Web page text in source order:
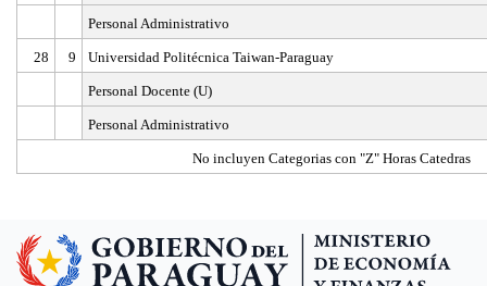
Personal Administrativo
28 9 Universidad Politécnica Taiwan-Paraguay
Personal Docente (U)
Personal Administrativo
No incluyen Categorias con "Z" Horas Catedras